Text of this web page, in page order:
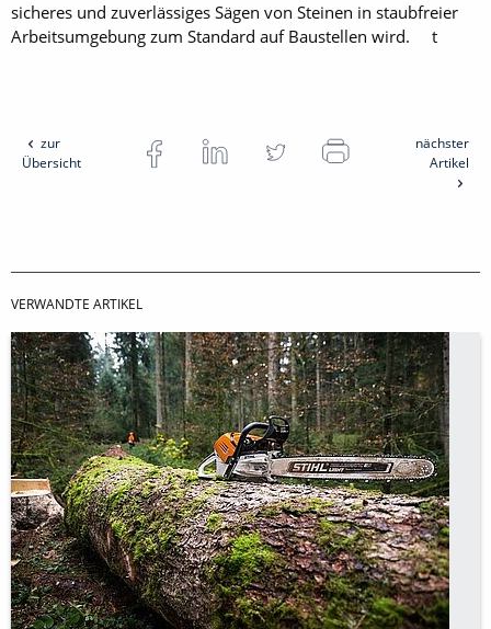
sicheres und zuverlässiges Sägen von Steinen in staubfreier
Arbeitsumgebung zum Standard auf Baustellen wird. t
zur
Übersicht
nächster
Artikel
VERWANDTE ARTIKEL